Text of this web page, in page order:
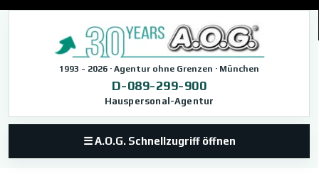
1993 - 2026 · Agentur ohne Grenzen · München
D-089-299-900
Hauspersonal-Agentur
☰ A.O.G. Schnellzugriff öffnen